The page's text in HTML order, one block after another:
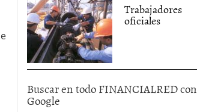
Trabajadores
oficiales
Buscar en todo FINANCIALRED con
Google